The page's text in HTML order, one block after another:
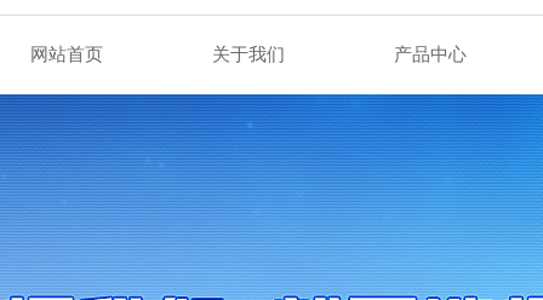
网站首页 关于我们 产品中心